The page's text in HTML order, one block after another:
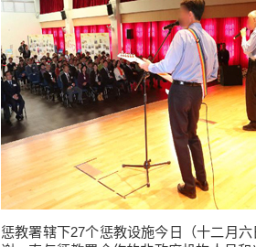
惩教署辖下27个惩教设施今日（十二月